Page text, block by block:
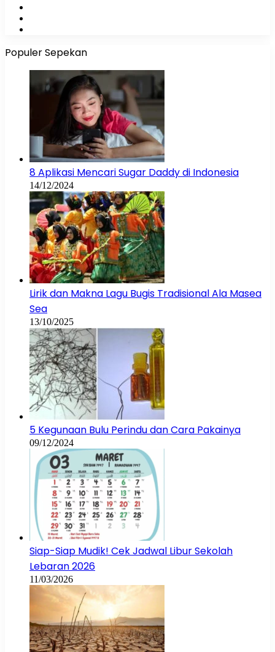
Populer Sepekan
8 Aplikasi Mencari Sugar Daddy di Indonesia
14/12/2024
Lirik dan Makna Lagu Bugis Tradisional Ala Masea
Sea
13/10/2025
5 Kegunaan Bulu Perindu dan Cara Pakainya
09/12/2024
Siap-Siap Mudik! Cek Jadwal Libur Sekolah
Lebaran 2026
11/03/2026